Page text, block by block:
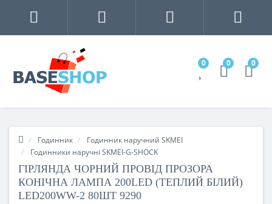
0 0 0
Годинник
Годинник наручний SKMEI
Годинники наручні SKMEI-G-SHOCK
ГІРЛЯНДА ЧОРНИЙ ПРОВІД ПРОЗОРА
КОНІЧНА ЛАМПА 200LED (ТЕПЛИЙ БІЛИЙ)
LED200WW-2 80ШТ 9290